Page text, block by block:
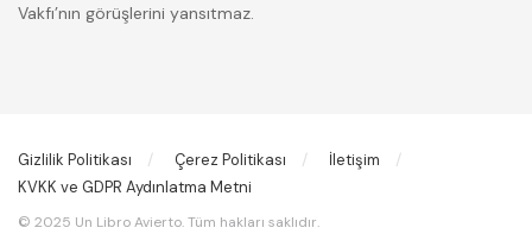
Vakfı’nın görüşlerini yansıtmaz.
Gizlilik Politikası Çerez Politikası
İletişim
KVKK ve GDPR Aydınlatma Metni
© 2025 Un Libro Avierto. Tüm hakları saklıdır.